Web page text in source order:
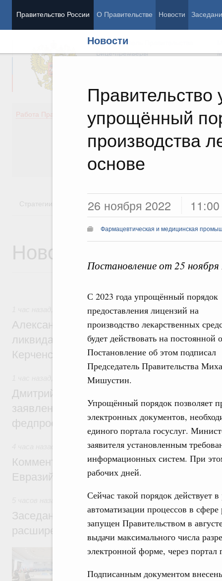
Правительство России О Правительстве Новости
Новости
Правительство
упрощённый
производства
основе
26 ноября 2022 11:00
Фармацевтическая и медицинская
Постановление от 25
С 2023 года упрощённый порядок
предоставления лицензий на
производство лекарственных
будет действовать на постоянной
Постановление об этом подписал
Председатель Правительства
Мишустин.
Упрощённый порядок позволяет
электронных документов,
единого портала госуслуг.
заявителя установленным
информационных систем. При
рабочих дней.
Сейчас такой порядок действует
автоматизации процессов в
запущен Правительством в
выдачи максимального числа
электронной форме, через портал
Подписанным документом
Председатель Правительства
Вице-премьеры
Работа Правительства
Демография
Здоровье
Культура
Государство
Стратегии Государственные программы
Новости
Чрезвычайные ситуации и ликвидация их
Александр Козлов провёл заседание
ликвидации последствий чрезвычайной
Керченском проливе
Среднее профессиональное образование
Дмитрий Чернышенко: Установлен
заявлений от абитуриентов колледжей и
федпроекта «Профессионалитет»
Евразийский экономический союз.
Комментарий Алексея Оверчука по
Евразийского межправительственного
Евразийский экономический союз.
Заседание Евразийского
расширенном составе
В повестке заседания актуальные задачи
обеспечение продовольственной